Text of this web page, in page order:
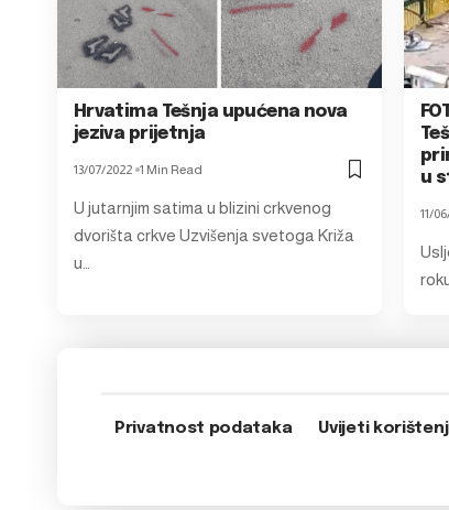
Hrvatima Tešnja upućena nova
jeziva prijetnja
13/07/2022 1 Min Read
U jutarnjim satima u blizini crkvenog
dvorišta crkve Uzvišenja svetoga Križa
u…
u
11/
Privatnost podataka Uvijeti